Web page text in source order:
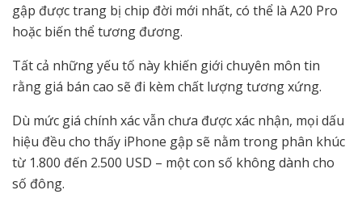
gập được trang bị chip đời mới nhất, có thể là A20 Pro
hoặc biến thể tương đương.
Tất cả những yếu tố này khiến giới chuyên môn tin
rằng giá bán cao sẽ đi kèm chất lượng tương xứng.
Dù mức giá chính xác vẫn chưa được xác nhận, mọi dấu
hiệu đều cho thấy iPhone gập sẽ nằm trong phân khúc
từ 1.800 đến 2.500 USD – một con số không dành cho
số đông.